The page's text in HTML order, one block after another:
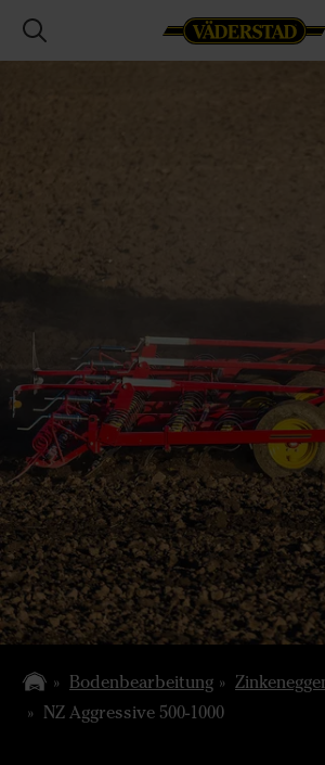
Bodenbearbeitung
NZ Aggressive 500-1000